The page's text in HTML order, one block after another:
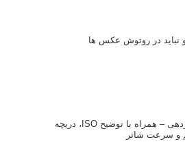
درک نوردهی – همراه با توضیح ISO، دریچه
و سرعت شاتر